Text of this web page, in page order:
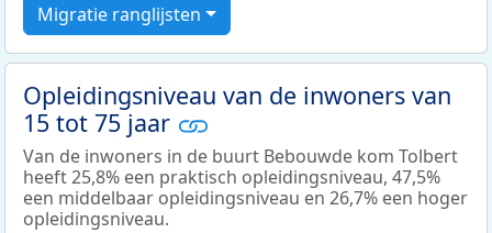
Migratie ranglijsten
Opleidingsniveau van de inwoners van
15 tot 75 jaar
Van de inwoners in de buurt Bebouwde kom Tolbert
heeft 25,8% een praktisch opleidingsniveau, 47,5%
een middelbaar opleidingsniveau en 26,7% een hoger
opleidingsniveau.